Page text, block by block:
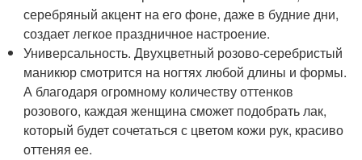
серебряный акцент на его фоне, даже в будние дни,
создает легкое праздничное настроение.
Универсальность. Двухцветный розово-серебристый
маникюр смотрится на ногтях любой длины и формы.
А благодаря огромному количеству оттенков
розового, каждая женщина сможет подобрать лак,
который будет сочетаться с цветом кожи рук, красиво
оттеняя ее.